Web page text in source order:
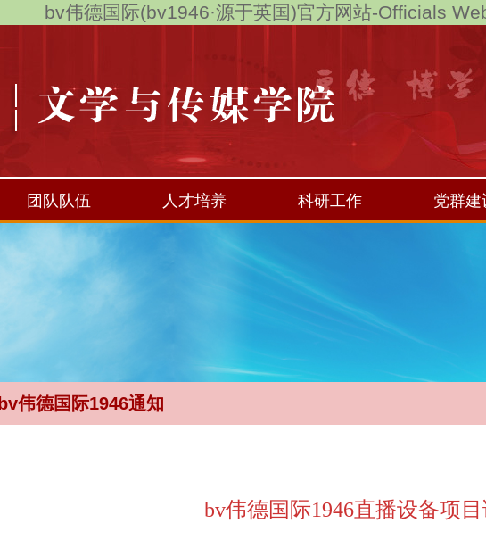
bv伟德国际(bv1946·源于英国)官方网站-Officials
团队队伍 人才培养 科研工作 党群建
bv伟德国际1946通知
bv伟德国际1946直播设备项